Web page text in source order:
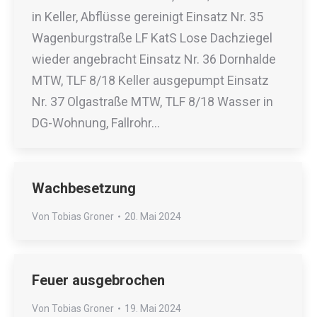
in Keller, Abflüsse gereinigt Einsatz Nr. 35
Wagenburgstraße LF KatS Lose Dachziegel
wieder angebracht Einsatz Nr. 36 Dornhalde
MTW, TLF 8/18 Keller ausgepumpt Einsatz
Nr. 37 Olgastraße MTW, TLF 8/18 Wasser in
DG-Wohnung, Fallrohr…
Wachbesetzung
Von Tobias Groner 20. Mai 2024
Feuer ausgebrochen
Von Tobias Groner 19. Mai 2024